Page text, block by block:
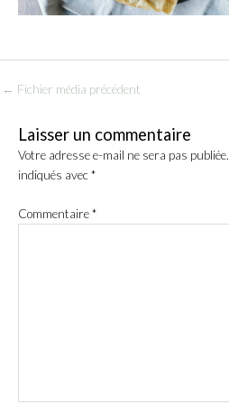
← Fichier média précédent
Laisser un commentaire
Votre adresse e-mail ne sera pas publiée.
indiqués avec*
Commentaire*